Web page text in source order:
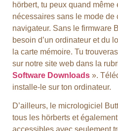
hörbert, tu peux quand
nécessaires sans le mode de
navigateur. Sans le firmware
besoin d’un ordinateur et du
la carte mémoire. Tu
sur notre site web dans la
Software Downloads ».
installe-le sur ton ordinateur.
D’ailleurs, le micrologiciel
tous les hörberts et